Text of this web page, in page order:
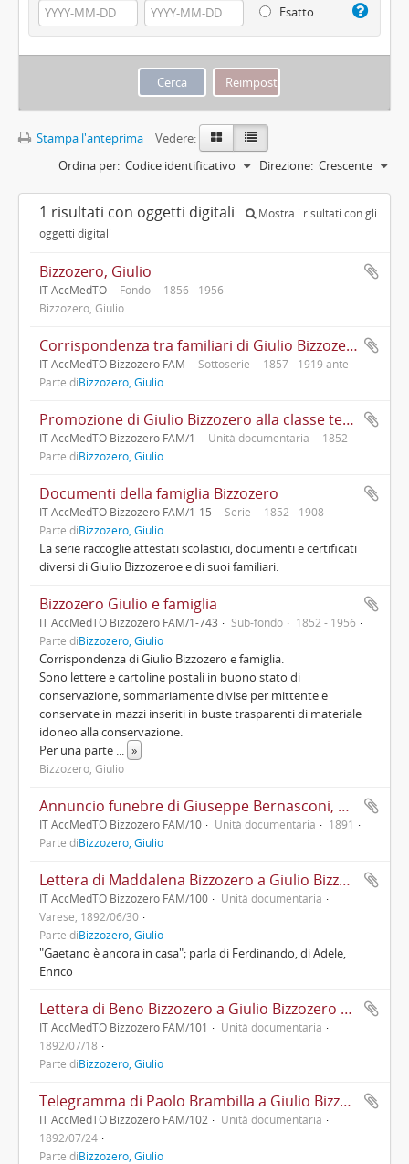
Esatto
Stampa l'anteprima
Vedere:
Ordina per: Codice identificativo Direzione: Crescente
1 risultati con oggetti digitali
Mostra i risultati con gli
oggetti digitali
Bizzozero, Giulio
IT AccMedTO Fondo
1856 - 1956
Bizzozero, Giulio
Corrispondenza tra familiari di Giulio Bizzozero
IT AccMedTO Bizzozero FAM Sottoserie
1857 - 1919 ante
Parte diBizzozero, Giulio
Promozione di Giulio Bizzozero alla classe terza del corso elementare presso l'Istituto Stampa di Milano
IT AccMedTO Bizzozero FAM/1 Unità documentaria
1852
Parte diBizzozero, Giulio
Documenti della famiglia Bizzozero
IT AccMedTO Bizzozero FAM/1-15 Serie
1852 - 1908
Parte diBizzozero, Giulio
La serie raccoglie attestati scolastici, documenti e certificati
diversi di Giulio Bizzozeroe e di suoi familiari.
Bizzozero Giulio e famiglia
IT AccMedTO Bizzozero FAM/1-743 Sub-fondo
1852 - 1956
Parte diBizzozero, Giulio
Corrispondenza di Giulio Bizzozero e famiglia.
Sono lettere e cartoline postali in buono stato di
conservazione, sommariamente divise per mittente e
conservate in mazzi inseriti in buste trasparenti di materiale
idoneo alla conservazione.
Per una parte ... »
Bizzozero, Giulio
Annuncio funebre di Giuseppe Bernasconi, organaro in Varese
IT AccMedTO Bizzozero FAM/10 Unità documentaria
1891
Parte diBizzozero, Giulio
Lettera di Maddalena Bizzozero a Giulio Bizzozero con aggiornamenti familiari e di salute
IT AccMedTO Bizzozero FAM/100
Unità documentaria
Varese, 1892/06/30
Parte diBizzozero, Giulio
"Gaetano è ancora in casa"; parla di Ferdinando, di Adele,
Enrico
Lettera di Beno Bizzozero a Giulio Bizzozero con la quale comunica esito degli esami
IT AccMedTO Bizzozero FAM/101
Unità documentaria
1892/07/18
Parte diBizzozero, Giulio
Telegramma di Paolo Brambilla a Giulio Bizzozero con aggiornamenti familiari
IT AccMedTO Bizzozero FAM/102
Unità documentaria
1892/07/24
Parte diBizzozero, Giulio